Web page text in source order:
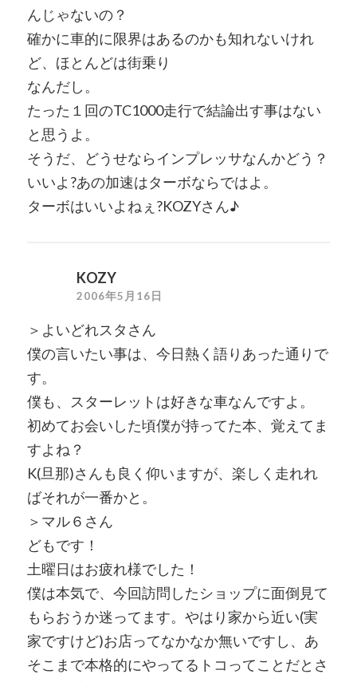
んじゃないの？
確かに車的に限界はあるのかも知れないけれ
ど、ほとんどは街乗り
なんだし。
たった１回のTC1000走行で結論出す事はない
と思うよ。
そうだ、どうせならインプレッサなんかどう？
いいよ?あの加速はターボならではよ。
ターボはいいよねぇ?KOZYさん♪
KOZY
2006年5月16日
＞よいどれスタさん
僕の言いたい事は、今日熱く語りあった通りで
す。
僕も、スターレットは好きな車なんですよ。
初めてお会いした頃僕が持ってた本、覚えてま
すよね？
K(旦那)さんも良く仰いますが、楽しく走れれ
ばそれが一番かと。
＞マル６さん
どもです！
土曜日はお疲れ様でした！
僕は本気で、今回訪問したショップに面倒見て
もらおうか迷ってます。やはり家から近い(実
家ですけど)お店ってなかなか無いですし、あ
そこまで本格的にやってるトコってことだとさ